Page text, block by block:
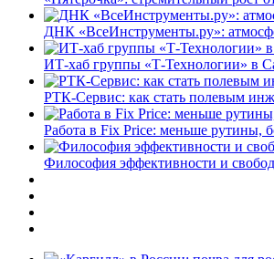
ДНК «ВсеИнструменты.ру»:
ИТ-хаб группы «Т-Технологии» в
РТК-Сервис: как стать полевым
Работа в Fix Price: меньше рутины,
Философия эффективности и